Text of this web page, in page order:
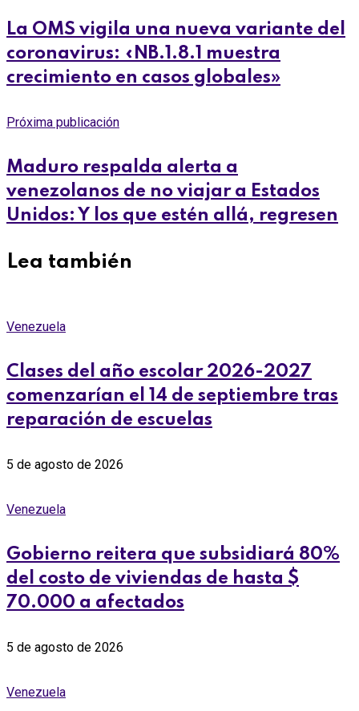
La OMS vigila una nueva variante del
coronavirus: «NB.1.8.1 muestra
crecimiento en casos globales»
Próxima publicación
Maduro respalda alerta a
venezolanos de no viajar a Estados
Unidos: Y los que estén allá, regresen
Lea también
Venezuela
Clases del año escolar 2026-2027
comenzarían el 14 de septiembre tras
reparación de escuelas
5 de agosto de 2026
Venezuela
Gobierno reitera que subsidiará 80%
del costo de viviendas de hasta $
70.000 a afectados
5 de agosto de 2026
Venezuela